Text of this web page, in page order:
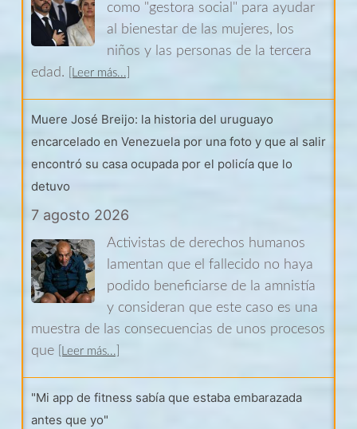
como "gestora social" para ayudar
al bienestar de las mujeres, los
niños y las personas de la tercera
edad.
[Leer más...]
Muere José Breijo: la historia del uruguayo
encarcelado en Venezuela por una foto y que al salir
encontró su casa ocupada por el policía que lo
detuvo
7 agosto 2026
Activistas de derechos humanos
lamentan que el fallecido no haya
podido beneficiarse de la amnistía
y consideran que este caso es una
muestra de las consecuencias de unos procesos
que
[Leer más...]
"Mi app de fitness sabía que estaba embarazada
antes que yo"